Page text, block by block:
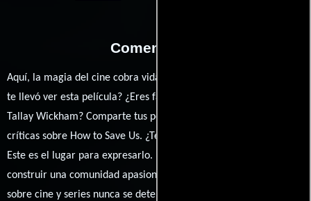
Comentarios
Aquí, la magia del cine cobra vida a través de tus opiniones. ¿Qué
te llevó ver esta película? ¿Eres fan de Jason Trost, Jason Trost o
Tallay Wickham? Comparte tus pensamientos, emociones y
críticas sobre How to Save Us. ¿Te hizo reír, llorar o reflexionar?
Este es el lugar para expresarlo. ¡No te guardes nada! Queremos
construir una comunidad apasionada donde la conversación
sobre cine y series nunca se detenga. Únete a la charla y déjanos